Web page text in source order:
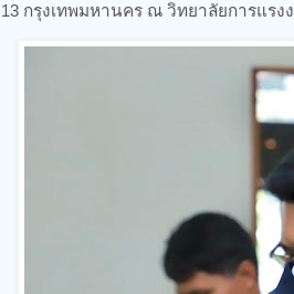
13 กรุงเทพมหานคร ณ วิทยาลัยการแร